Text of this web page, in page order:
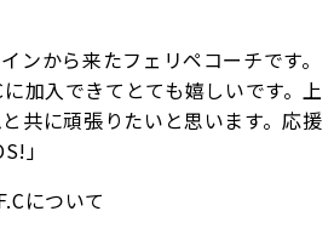
ンから来たフェリペコーチです。
に加入できてとても嬉しいです。上
共に頑張りたいと思います。応援
」
について